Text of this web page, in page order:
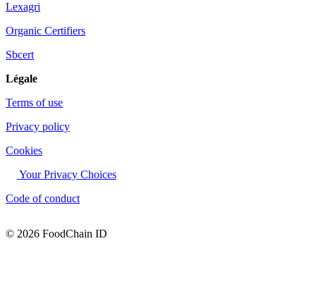
Lexagri
Organic Certifiers
Sbcert
Légale
Terms of use
Privacy policy
Cookies
Your Privacy Choices
Code of conduct
© 2026 FoodChain ID